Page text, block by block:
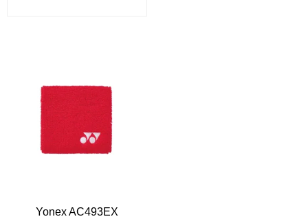
Yonex AC493EX